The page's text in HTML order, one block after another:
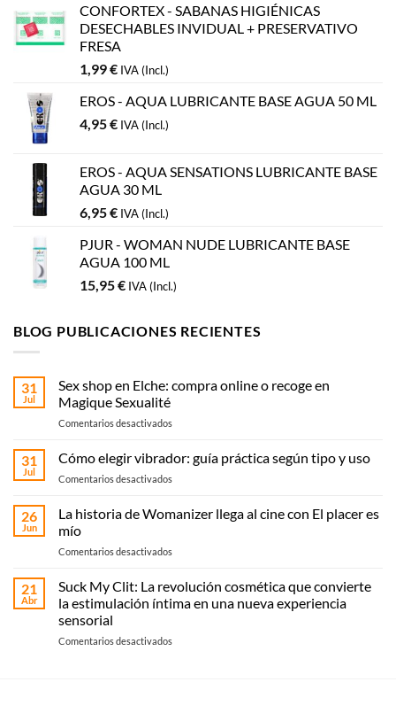
CONFORTEX - SABANAS HIGIÉNICAS
DESECHABLES INVIDUAL + PRESERVATIVO
FRESA
1,99€ IVA (Incl.)
EROS - AQUA LUBRICANTE BASE AGUA 50 ML
4,95€ IVA (Incl.)
EROS - AQUA SENSATIONS LUBRICANTE BASE
AGUA 30 ML
6,95€ IVA (Incl.)
PJUR - WOMAN NUDE LUBRICANTE BASE
AGUA 100 ML
15,95€ IVA (Incl.)
BLOG PUBLICACIONES RECIENTES
31
Jul
Sex shop en Elche: compra online o recoge en
Magique Sexualité
Comentarios desactivadosen
shop
Elche:
online
en
Sexualité
31
Jul
Cómo elegir vibrador: guía práctica según tipo y uso
Comentarios desactivadosen
elegir
práctica
tipo
26
Jun
La historia de Womanizer llega al cine con El placer es
mío
Comentarios desactivadosen
historia
Womanizer
al
21
Abr
Suck My Clit: La revolución cosmética que convierte
la estimulación íntima en una nueva experiencia
sensorial
Comentarios desactivadosen